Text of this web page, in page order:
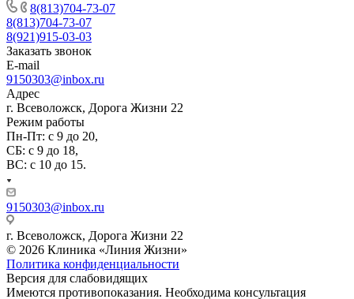
8(813)704-73-07
8(813)704-73-07
8(921)915-03-03
Заказать звонок
E-mail
9150303@inbox.ru
Адрес
г. Всеволожск, Дорога Жизни 22
Режим работы
Пн-Пт: с 9 до 20,
СБ: с 9 до 18,
ВС: с 10 до 15.
9150303@inbox.ru
г. Всеволожск, Дорога Жизни 22
© 2026 Клиника «Линия Жизни»
Политика конфиденциальности
Версия для слабовидящих
Имеются противопоказания. Необходима консультация